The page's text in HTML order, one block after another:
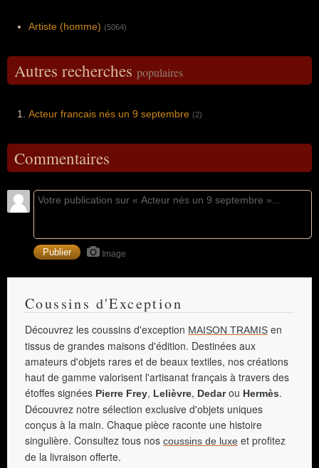
Artiste (homme) (5064)
Autres recherches populaires
Acteur francais nés un 9 septembre (2)
Commentaires
Image
Coussins d'Exception
Découvrez les coussins d'exception MAISON TRAMIS en
tissus de grandes maisons d'édition. Destinées aux
amateurs d'objets rares et de beaux textiles, nos créations
haut de gamme valorisent l'artisanat français à travers des
étoffes signées Pierre Frey, Lelièvre, Dedarou Hermès.
Découvrez notre sélection exclusive d'objets uniques
conçus à la main. Chaque pièce raconte une histoire
singulière. Consultez tous nos coussins de luxe et profitez
de la livraison offerte.